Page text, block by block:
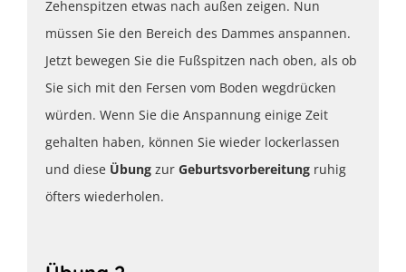
Zehenspitzen etwas nach außen zeigen. Nun
müssen Sie den Bereich des Dammes anspannen.
Jetzt bewegen Sie die Fußspitzen nach oben, als ob
Sie sich mit den Fersen vom Boden wegdrücken
würden. Wenn Sie die Anspannung einige Zeit
gehalten haben, können Sie wieder lockerlassen
und diese Übung zur Geburtsvorbereitung ruhig
öfters wiederholen.